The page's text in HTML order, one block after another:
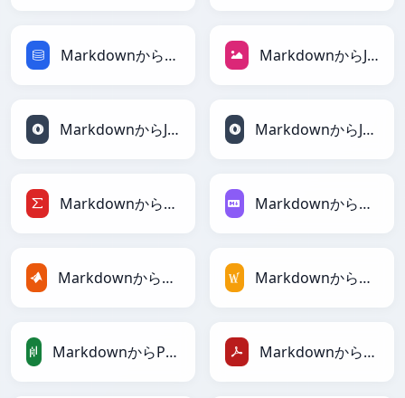
MarkdownからSQLへ MarkdownからJPEGへ
MarkdownからJSONへ MarkdownからJSONLinesへ
MarkdownからLaTeXへ MarkdownからMarkdownへ
MarkdownからMATLABへ MarkdownからMediaWikiへ
MarkdownからPandasDataFrameへ MarkdownからPDFへ